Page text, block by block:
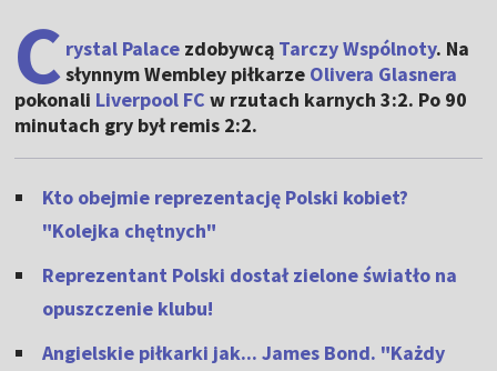
C rystal Palace zdobywcą Tarczy Wspólnoty. Na
słynnym Wembley piłkarze Olivera Glasnera
pokonali Liverpool FC w rzutach karnych 3:2. Po 90
minutach gry był remis 2:2.
Kto obejmie reprezentację Polski kobiet?
"Kolejka chętnych"
Reprezentant Polski dostał zielone światło na
opuszczenie klubu!
Angielskie piłkarki jak... James Bond. "Każdy